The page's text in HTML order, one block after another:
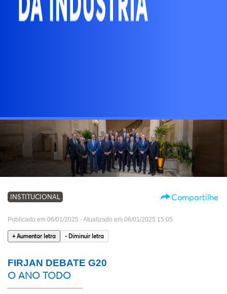
INSTITUCIONAL Compartilhe
Publicado em 06/01/2025 - Atualizado em 06/01/2025 15:05
+ Aumentar letra - Diminuir letra
FIRJAN DEBATE G20
O ANO TODO